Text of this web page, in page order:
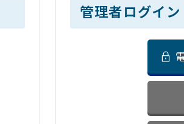
管理者ログイン